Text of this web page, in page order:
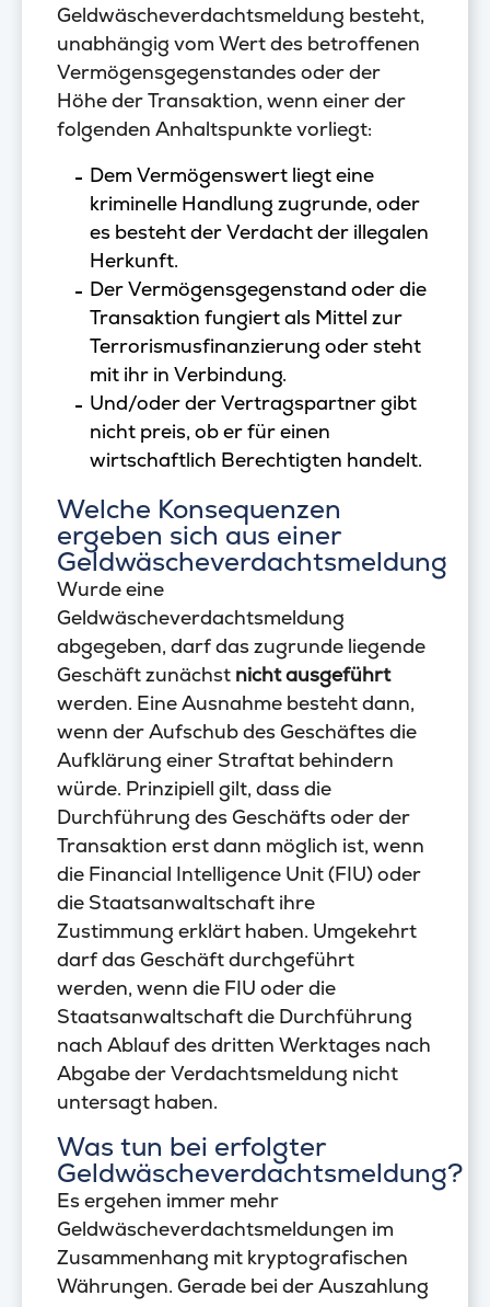
Geldwäscheverdachtsmeldung besteht,
unabhängig vom Wert des betroffenen
Vermögensgegenstandes oder der
Höhe der Transaktion, wenn einer der
folgenden Anhaltspunkte vorliegt:
Dem Vermögenswert liegt eine
kriminelle Handlung zugrunde, oder
es besteht der Verdacht der illegalen
Herkunft.
Der Vermögensgegenstand oder die
Transaktion fungiert als Mittel zur
Terrorismusfinanzierung oder steht
mit ihr in Verbindung.
Und/oder der Vertragspartner gibt
nicht preis, ob er für einen
wirtschaftlich Berechtigten handelt.
Welche Konsequenzen
ergeben sich aus einer
Geldwäscheverdachtsmeldung
Wurde eine
Geldwäscheverdachtsmeldung
abgegeben, darf das zugrunde liegende
Geschäft zunächst nicht ausgeführt
werden. Eine Ausnahme besteht dann,
wenn der Aufschub des Geschäftes die
Aufklärung einer Straftat behindern
würde. Prinzipiell gilt, dass die
Durchführung des Geschäfts oder der
Transaktion erst dann möglich ist, wenn
die Financial Intelligence Unit (FIU) oder
die Staatsanwaltschaft ihre
Zustimmung erklärt haben. Umgekehrt
darf das Geschäft durchgeführt
werden, wenn die FIU oder die
Staatsanwaltschaft die Durchführung
nach Ablauf des dritten Werktages nach
Abgabe der Verdachtsmeldung nicht
untersagt haben.
Was tun bei erfolgter
Geldwäscheverdachtsmeldung?
Es ergehen immer mehr
Geldwäscheverdachtsmeldungen im
Zusammenhang mit kryptografischen
Währungen. Gerade bei der Auszahlung